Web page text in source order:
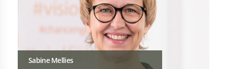
Sabine Mellies